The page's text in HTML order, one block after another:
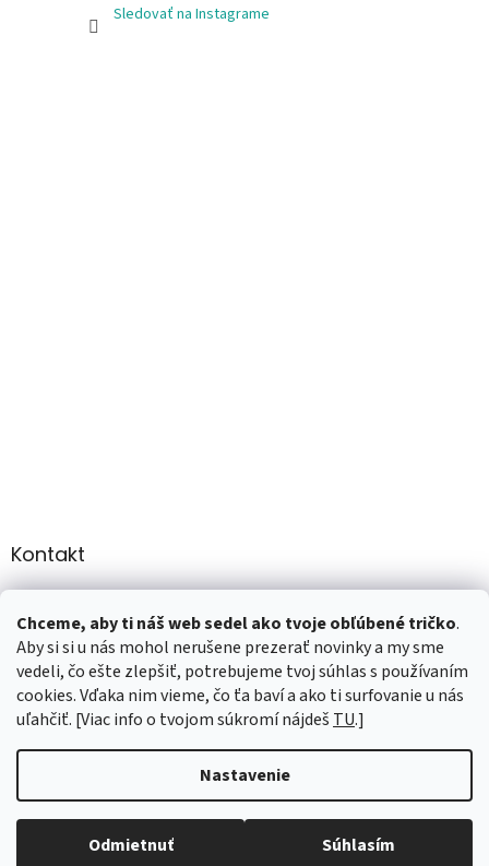
Chceme, aby ti náš web sedel ako tvoje obľúbené tričko.
Aby si si u nás mohol nerušene prezerať novinky a my sme
vedeli, čo ešte zlepšiť, potrebujeme tvoj súhlas s používaním
cookies. Vďaka nim vieme, čo ťa baví a ako ti surfovanie u nás
uľahčiť. [Viac info o tvojom súkromí nájdeš TU.]
Nastavenie
Odmietnuť Súhlasím
Sledovať na Instagrame
Kontakt
+421 907947783
Vytvoril Shoptet
Copyright 2026marTee.sk. Všetky práva vyhradené.Upraviť